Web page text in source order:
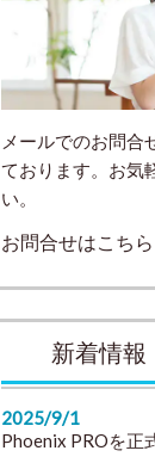
メールでのお問合
ております。お気
い。
お問合せはこちら
新着情報
2025/9/1
Phoenix PROを正